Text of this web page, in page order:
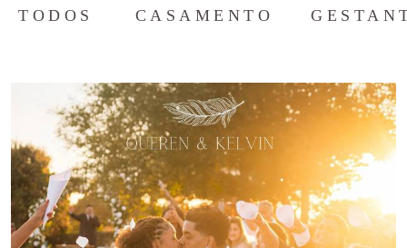
TODOS CASAMENTO